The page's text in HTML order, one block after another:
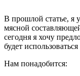
В прошлой статье, я
мясной
сегодня я хочу
будет
Нам понадобится: